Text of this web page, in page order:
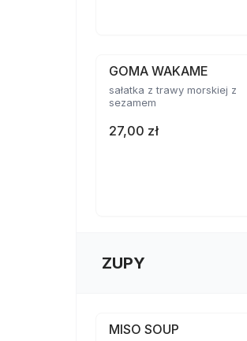
GOMA WAKAME
sałatka z trawy morskiej z
sezamem
27,00 zł
ZUPY
MISO SOUP